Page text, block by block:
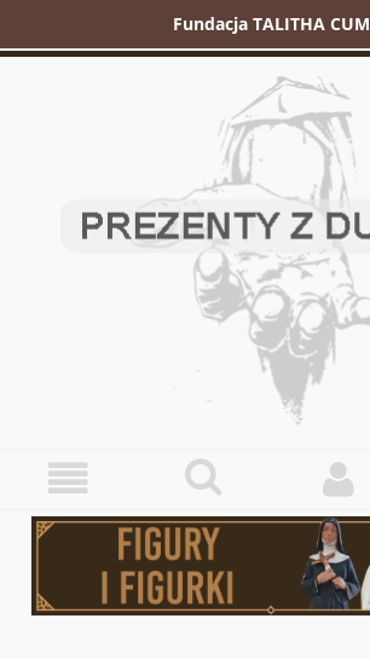
Fundacja TALITHA CUM